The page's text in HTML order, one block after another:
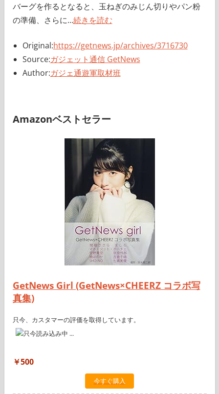
バーグを作るとなると、玉ねぎのみじん切りやパン粉
の準備、さらに...続きを読む
Original:https://getnews.jp/archives/3716730
Source:ガジェット通信 GetNews
Author:ガジェ通遊軍取材班
Amazonベストセラー
GetNews Girl (GetNews×CHEERZ コラボ写
真集)
只今、カスタマーの評価を取得しています。
￥500
今すぐ購入